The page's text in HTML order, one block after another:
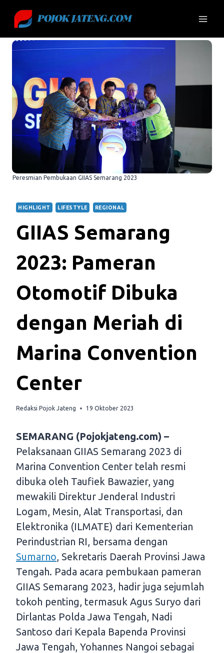
content
Peresmian Pembukaan GIIAS Semarang 2023
HIGHLIGHT LIFESTYLE REGIONAL
GIIAS Semarang
2023: Pameran
Otomotif Dibuka
dengan Meriah di
Marina Convention
Center
Redaksi Pojok Jateng 19 Oktober 2023
SEMARANG (Pojokjateng.com) –
Pelaksanaan GIIAS Semarang 2023 di
Marina Convention Center telah resmi
dibuka oleh Taufiek Bawazier, yang
mewakili Direktur Jenderal Industri
Logam, Mesin, Alat Transportasi, dan
Elektronika (ILMATE) dari Kementerian
Perindustrian RI, bersama dengan
Sumarno, Sekretaris Daerah Provinsi Jawa
Tengah. Pada acara pembukaan pameran
GIIAS Semarang 2023, hadir juga sejumlah
tokoh penting, termasuk Agus Suryo dari
Dirlantas Polda Jawa Tengah, Nadi
Santoso dari Kepala Bapenda Provinsi
Jawa Tengah, Yohannes Nangoi sebagai